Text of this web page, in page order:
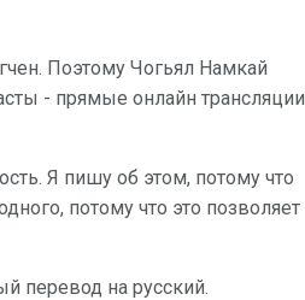
Поэтому Чогьял Намкай
- прямые онлайн трансляции
Я пишу об этом, потому что
потому что это позволяет
перевод на русский.